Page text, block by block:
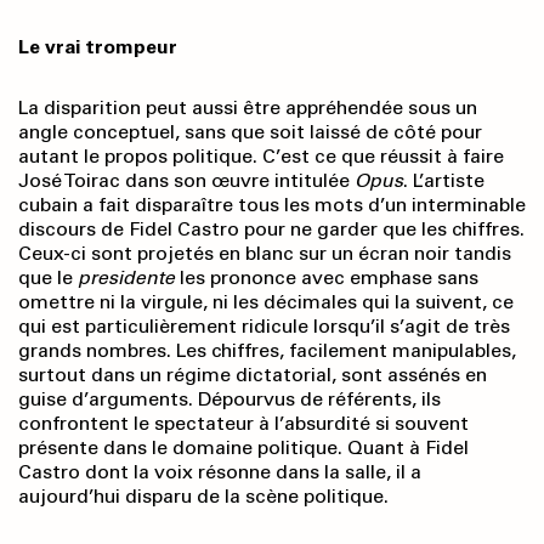
Le vrai trompeur
La disparition peut aussi être appréhendée sous un
angle conceptuel, sans que soit laissé de côté pour
autant le propos politique. C’est ce que réussit à faire
José Toirac dans son œuvre intitulée Opus. L’artiste
cubain a fait disparaître tous les mots d’un interminable
discours de Fidel Castro pour ne garder que les chiffres.
Ceux-ci sont projetés en blanc sur un écran noir tandis
que le presidenteles prononce avec emphase sans
omettre ni la virgule, ni les décimales qui la suivent, ce
qui est particulièrement ridicule lorsqu’il s’agit de très
grands nombres. Les chiffres, facilement manipulables,
surtout dans un régime dictatorial, sont assénés en
guise d’arguments. Dépourvus de référents, ils
confrontent le spectateur à l’absurdité si souvent
présente dans le domaine politique. Quant à Fidel
Castro dont la voix résonne dans la salle, il a
aujourd’hui disparu de la scène politique.